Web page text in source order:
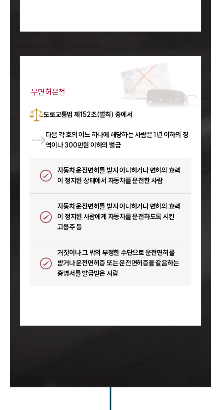
무면허운전
도로교통법 제152조(벌칙) 중에서
다음 각 호의 어느 하나에 해당하는 사람은 1년 이하의 징
역이나 300만원 이하의 벌금
자동차 운전면허를 받지 아니하거나 면허의 효력
이 정지된 상태에서 자동차를 운전한 사람
자동차 운전면허를 받지 아니하거나 면허의 효력
이 정지된 사람에게 자동차를 운전하도록 시킨
고용주 등
거짓이나 그 밖의 부정한 수단으로 운전면허를
받거나 운전면허증 또는 운전면허증을 갈음하는
증명서를 발급받은 사람